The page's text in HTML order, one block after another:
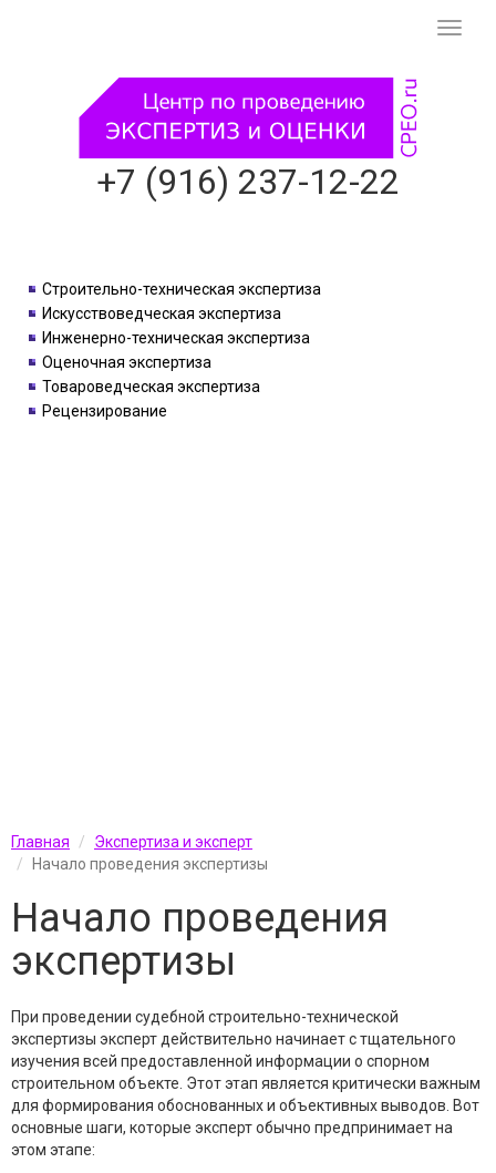
+7 (916) 237-12-22
Строительно-техническая экспертиза
Искусствоведческая экспертиза
Инженерно-техническая экспертиза
Оценочная экспертиза
Товароведческая экспертиза
Рецензирование
Главная
Экспертиза и эксперт
Начало проведения экспертизы
Начало проведения
экспертизы
При проведении судебной строительно-технической
экспертизы эксперт действительно начинает с тщательного
изучения всей предоставленной информации о спорном
строительном объекте. Этот этап является критически важным
для формирования обоснованных и объективных выводов. Вот
основные шаги, которые эксперт обычно предпринимает на
этом этапе: